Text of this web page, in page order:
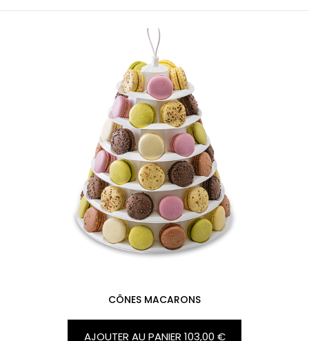
CÔNES MACARONS
AJOUTER AU PANIER 103,00 €